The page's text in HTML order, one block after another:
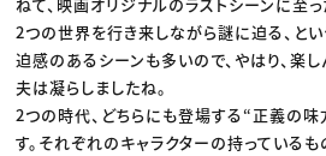
ねて、映画オリジナルのラストシーンに至っ
2つの世界を行き来しながら謎に迫る、と
迫感のあるシーンも多いので、やはり、楽
夫は凝らしましたね。
2つの時代、どちらにも登場する“正義の味
す。それぞれのキャラクターの持っている